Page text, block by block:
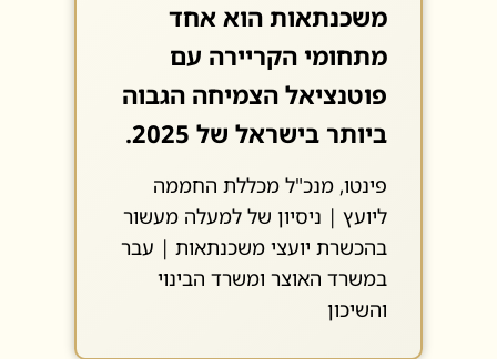
משכנתאות הוא אחד
מתחומי הקריירה עם
פוטנציאל הצמיחה הגבוה
ביותר בישראל של 2025.
פינטו, מנכ"ל מכללת החממה
ליועץ | ניסיון של למעלה מעשור
בהכשרת יועצי משכנתאות | עבר
במשרד האוצר ומשרד הבינוי
והשיכון